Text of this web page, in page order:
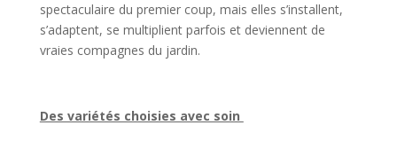
spectaculaire du premier coup, mais elles s’installent,
s’adaptent, se multiplient parfois et deviennent de
vraies compagnes du jardin.
Des variétés choisies avec soin